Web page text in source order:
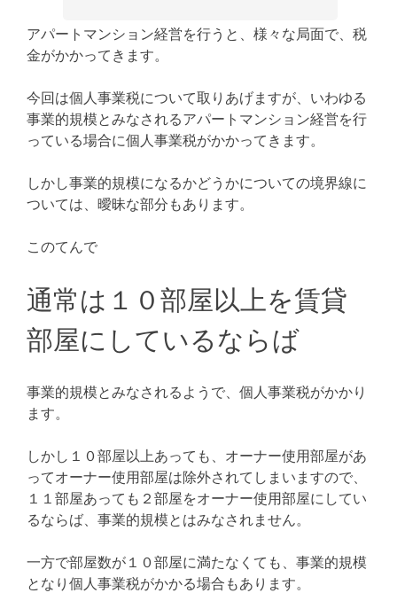
アパートマンション経営を行うと、様々な局面で、税
金がかかってきます。
今回は個人事業税について取りあげますが、いわゆる
事業的規模とみなされるアパートマンション経営を行
っている場合に個人事業税がかかってきます。
しかし事業的規模になるかどうかについての境界線に
ついては、曖昧な部分もあります。
このてんで
通常は１０部屋以上を賃貸
部屋にしているならば
事業的規模とみなされるようで、個人事業税がかかり
ます。
しかし１０部屋以上あっても、オーナー使用部屋があ
ってオーナー使用部屋は除外されてしまいますので、
１１部屋あっても２部屋をオーナー使用部屋にしてい
るならば、事業的規模とはみなされません。
一方で部屋数が１０部屋に満たなくても、事業的規模
となり個人事業税がかかる場合もあります。